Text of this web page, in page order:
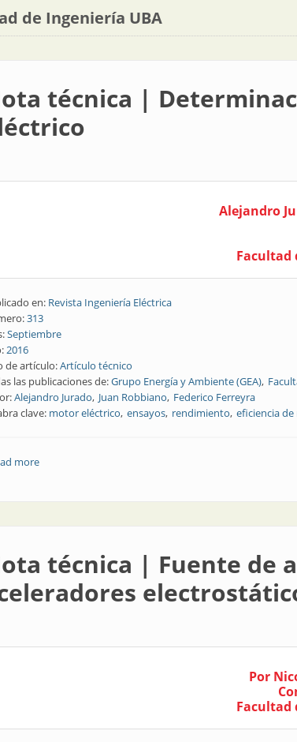
de Ingeniería UBA
técnica |
Alejandro
Facultad
en: Revista Ingeniería Eléctrica
313
Septiembre
2016
de artículo:Artículo técnico
las publicaciones de:Grupo Energía y Ambiente (GEA)
Alejandro Jurado Juan Robbiano Federico Ferreyra
clave: motor eléctrico ensayos rendimiento eficiencia
moreabout Nota técnica | Determinación in situ de la
técnica | Fuente de
Por
Facultad